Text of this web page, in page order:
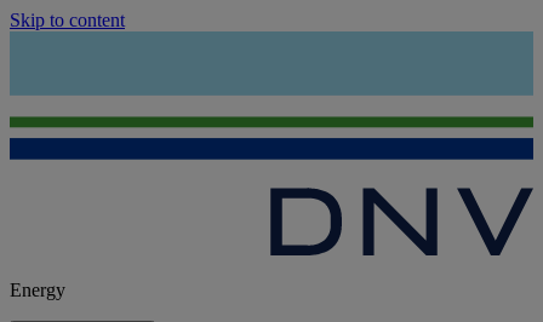
Skip to content
Energy